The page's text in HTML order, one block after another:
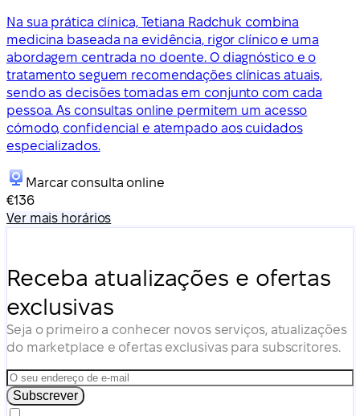
Na sua prática clínica, Tetiana Radchuk combina
medicina baseada na evidência, rigor clínico e uma
abordagem centrada no doente. O diagnóstico e o
tratamento seguem recomendações clínicas atuais,
sendo as decisões tomadas em conjunto com cada
pessoa. As consultas online permitem um acesso
cómodo, confidencial e atempado aos cuidados
especializados.
Marcar consulta online
€136
Ver mais horários
Receba atualizações e ofertas
exclusivas
Seja o primeiro a conhecer novos serviços, atualizações
do marketplace e ofertas exclusivas para subscritores.
Subscrever